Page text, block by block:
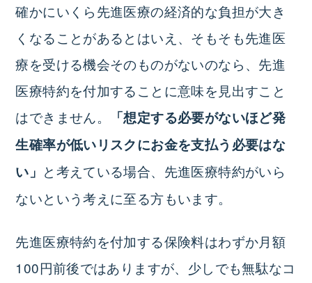
確かにいくら先進医療の経済的な負担が大き
くなることがあるとはいえ、そもそも先進医
療を受ける機会そのものがないのなら、先進
医療特約を付加することに意味を見出すこと
はできません。
「想定する必要がないほど発
生確率が低いリスクにお金を支払う必要はな
い」 と考えている場合、先進医療特約がいら
ないという考えに至る方もいます。
先進医療特約を付加する保険料はわずか月額
100円前後ではありますが、少しでも無駄なコ